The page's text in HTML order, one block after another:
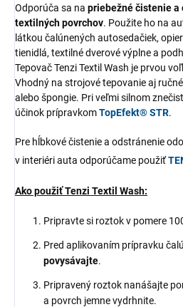
Odporúča sa na priebežné čistenie a
textilných povrchov. Použite ho na
látkou čalúnených autosedačiek,
tienidlá, textilné dverové výplne a
Tepovač Tenzi Textil Wash je prvou
Vhodný na strojové tepovanie aj
alebo špongie. Pri veľmi silnom
účinok prípravkomTopEfekt® STR.
Pre hĺbkové čistenie a odstránenie
v interiéri auta odporúčame použiť
Ako použiť Tenzi Textil Wash:
Pripravte si roztok v pomere
Pred aplikovaním prípravku
povysávajte.
Pripravený roztok nanášajte
a povrch jemne vydrhnite.